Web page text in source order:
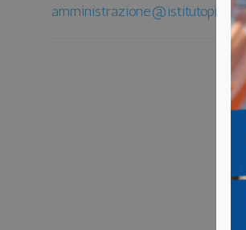
amministrazione@istitutopioix.it